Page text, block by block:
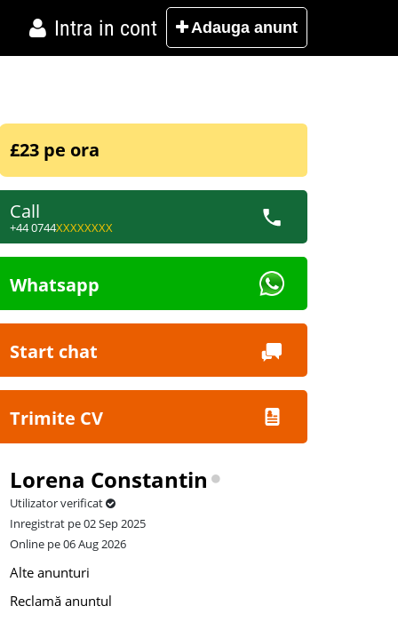
Intra in cont Adauga anunt
£23 pe ora
Call
+44 0744XXXXXXXX
Whatsapp
Start chat
Trimite CV
Lorena Constantin
Utilizator verificat
Inregistrat pe 02 Sep 2025
Online pe 06 Aug 2026
Alte anunturi
Reclamă anuntul